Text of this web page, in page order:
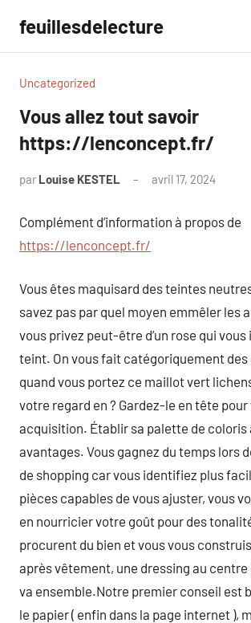
contenu
feuillesdelecture
Uncategorized
Vous allez tout savoir
https://lenconcept.fr/
par Louise KESTEL avril 17, 2024
Complément d’information à propos de
https://lenconcept.fr/
Vous êtes maquisard des teintes
savez pas par quel moyen emmêler les
vous privez peut-être d’un rose qui vous
teint. On vous fait catégoriquement
quand vous portez ce maillot vert
votre regard en ? Gardez-le en tête
acquisition. Établir sa palette de coloris
avantages. Vous gagnez du temps lors
de shopping car vous identifiez plus
pièces capables de vous ajuster, vous
en nourricier votre goût pour des
procurent du bien et vous vous
après vêtement, une dressing au
va ensemble.Notre premier conseil est
le papier ( enfin dans la page internet ),